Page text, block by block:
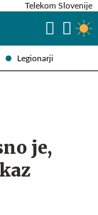
Legionarji
Telekom Slovenije
je,